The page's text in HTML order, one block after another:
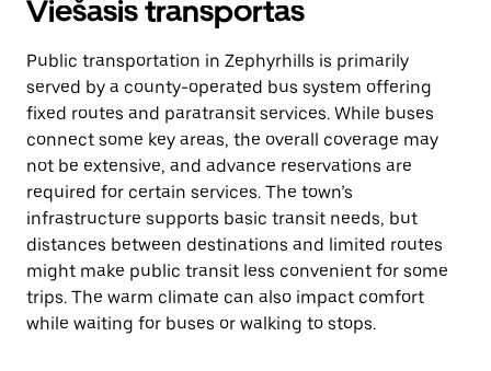
Viešasis transportas
Public transportation in Zephyrhills is primarily
served by a county-operated bus system offering
fixed routes and paratransit services. While buses
connect some key areas, the overall coverage may
not be extensive, and advance reservations are
required for certain services. The town’s
infrastructure supports basic transit needs, but
distances between destinations and limited routes
might make public transit less convenient for some
trips. The warm climate can also impact comfort
while waiting for buses or walking to stops.